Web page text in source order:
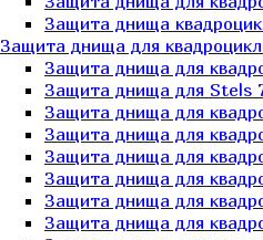
Защита днища
Защита днища для
Защита днища для
Защита днища для Stels
Защита днища для
Защита днища для
Защита днища для
Защита днища для
Защита днища для
Защита днища для